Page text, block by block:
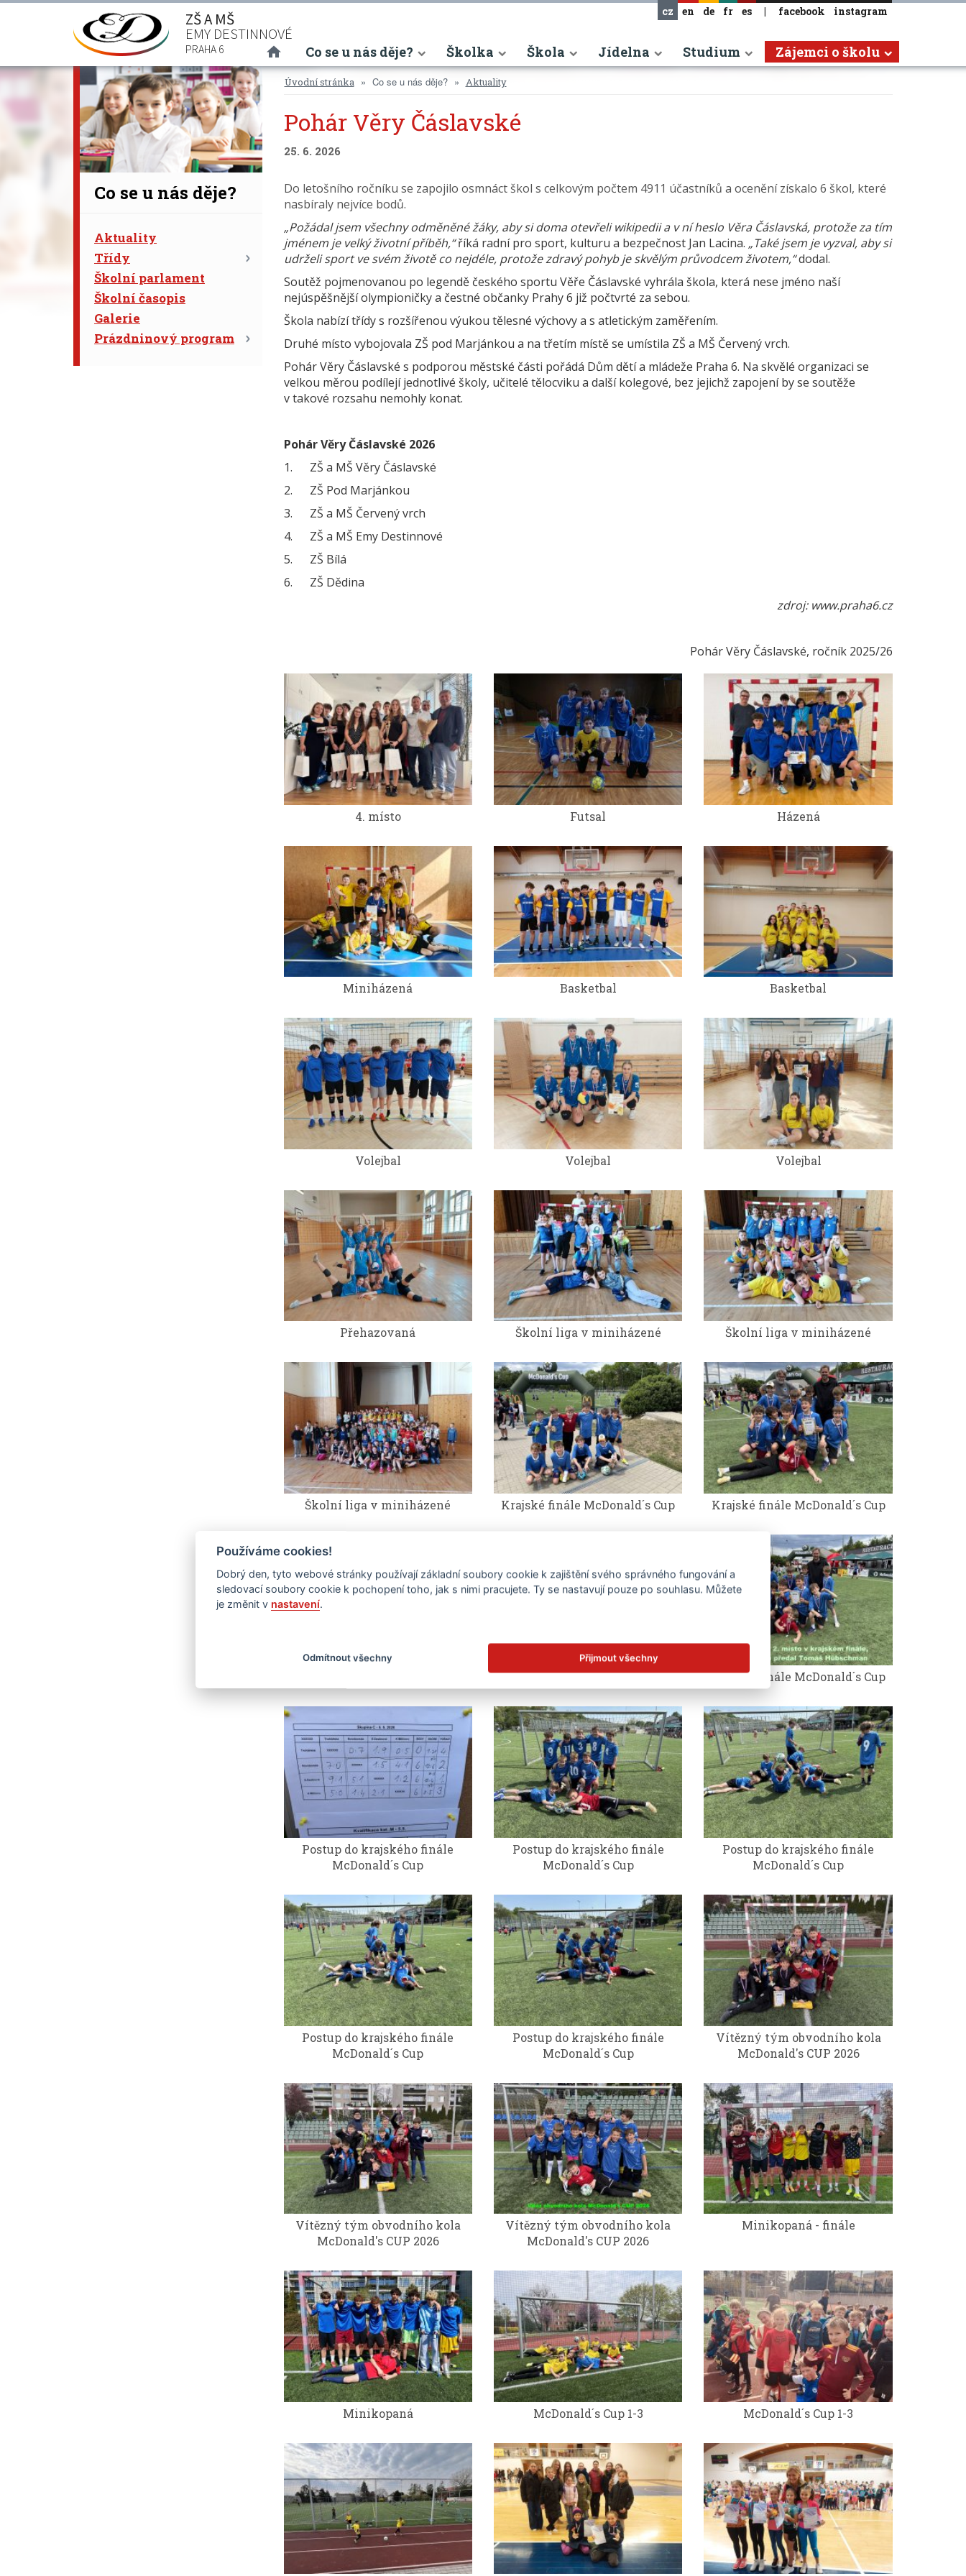
ZŠ A MŠ
EMY DESTINNOVÉ
PRAHA 6
cz en de fr es | facebook instagram
(current)
Co se u nás děje? Školka Škola Jídelna Studium Zájemci o školu
Co se u nás děje?
Aktuality
Třídy
Školní parlament
Školní časopis
Galerie
Prázdninový program
Úvodní stránka Co se u nás děje? Aktuality
Pohár Věry Čáslavské
25. 6. 2026
Do letošního ročníku se zapojilo osmnáct škol s celkovým počtem 4911 účastníků a ocenění získalo 6 škol, které
nasbíraly nejvíce bodů.
„Požádal jsem všechny odměněné žáky, aby si doma otevřeli wikipedii a v ní heslo Věra Čáslavská, protože za tím
jménem je velký životní příběh,“říká radní pro sport, kulturu a bezpečnost Jan Lacina. „Také jsem je vyzval, aby si
udrželi sport ve svém životě co nejdéle, protože zdravý pohyb je skvělým průvodcem životem,“dodal.
Soutěž pojmenovanou po legendě českého sportu Věře Čáslavské vyhrála škola, která nese jméno naší
nejúspěšnější olympioničky a čestné občanky Prahy 6 již počtvrté za sebou.
Škola nabízí třídy s rozšířenou výukou tělesné výchovy a s atletickým zaměřením.
Druhé místo vybojovala ZŠ pod Marjánkou a na třetím místě se umístila ZŠ a MŠ Červený vrch.
Pohár Věry Čáslavské s podporou městské části pořádá Dům dětí a mládeže Praha 6. Na skvělé organizaci se
velkou měrou podílejí jednotlivé školy, učitelé tělocviku a další kolegové, bez jejichž zapojení by se soutěže
v takové rozsahu nemohly konat.
Pohár Věry Čáslavské 2026
1. ZŠ a MŠ Věry Čáslavské
2. ZŠ Pod Marjánkou
3. ZŠ a MŠ Červený vrch
4. ZŠ a MŠ Emy Destinnové
5. ZŠ Bílá
6. ZŠ Dědina
zdroj: www.praha6.cz
Pohár Věry Čáslavské, ročník 2025/26
4. místo Futsal Házená
Miniházená Basketbal Basketbal
Volejbal Volejbal Volejbal
Přehazovaná Školní liga v miniházené Školní liga v miniházené
Školní liga v miniházené Krajské finále McDonald´s Cup Krajské finále McDonald´s Cup
Krajské finále McDonald´s Cup Krajské finále McDonald´s Cup
Postup do krajského finále
McDonald´s Cup
Postup do krajského finále
McDonald´s Cup
Postup do krajského finále
McDonald´s Cup
Postup do krajského finále
McDonald´s Cup
Postup do krajského finále
McDonald´s Cup
Vítězný tým obvodního kola
McDonald's CUP 2026
Vítězný tým obvodního kola
McDonald's CUP 2026
Vítězný tým obvodního kola
McDonald's CUP 2026
Minikopaná - finále
Minikopaná McDonald´s Cup 1-3 McDonald´s Cup 1-3
Používáme cookies!
Dobrý den, tyto webové stránky používají základní soubory cookie k zajištění svého správného fungování a
sledovací soubory cookie k pochopení toho, jak s nimi pracujete. Ty se nastavují pouze po souhlasu. Můžete
je změnit v nastavení.
Odmítnout všechny Přijmout všechny